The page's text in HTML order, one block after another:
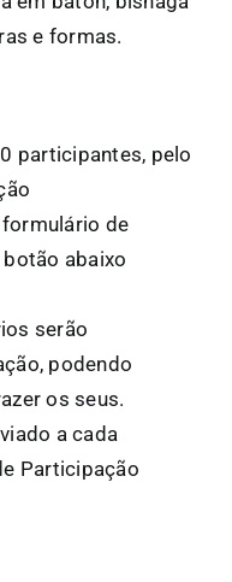
e formas.
participantes, pelo
de
abaixo
serão
podendo
os seus.
a cada
Participação